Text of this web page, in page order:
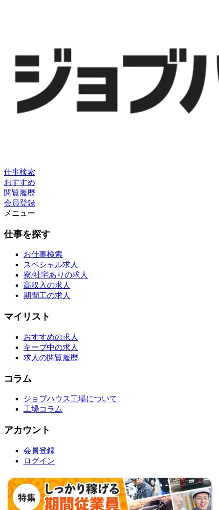
仕事検索
おすすめ
閲覧履歴
会員登録
メニュー
仕事を探す
お仕事検索
スペシャル求人
寮/社宅ありの求人
高収入の求人
期間工の求人
マイリスト
おすすめの求人
キープ中の求人
求人の閲覧履歴
コラム
ジョブハウス工場について
工場コラム
アカウント
会員登録
ログイン